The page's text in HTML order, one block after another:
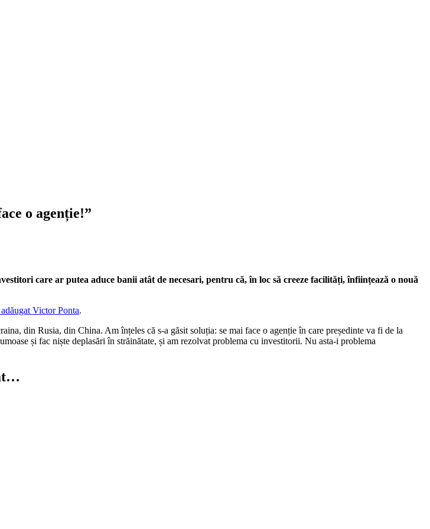
o agenție!”
care ar putea aduce banii atât de necesari, pentru că, în loc să creeze facilități, înființează o nouă
Victor Ponta.
din Rusia, din China. Am înțeles că s-a găsit soluția: se mai face o agenție în care președinte va fi de la
și fac niște deplasări în străinătate, și am rezolvat problema cu investitorii. Nu asta-i problema